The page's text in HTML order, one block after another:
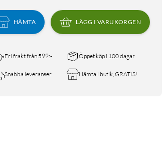
HÄMTA LÄGG I VARUKORGEN
Fri frakt från 599:- Öppet köp i 100 dagar
Snabba leveranser Hämta i butik, GRATIS!